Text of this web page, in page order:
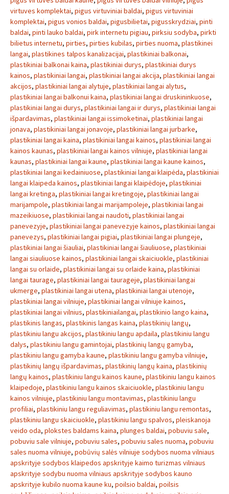
virtuves komplektai, pigus virtuviniai baldai, pigus virtuviniai
komplektai, pigus vonios baldai, pigusbilietai, pigusskrydziai, pinti
baldai, pinti lauko baldai, pirk internetu pigiau, pirksiu sodyba, pirkti
bilietus internetu, pirties, pirties kubilas, pirties nuoma, plastikinei
langai, plastikines talpos kanalizacijai, plastikiniai balkonai,
plastikiniai balkonai kaina, plastikiniai durys, plastikiniai durys
kainos, plastikiniai langai, plastikiniai langai akcija, plastikiniai langai
akcijos, plastikiniai langai alytuje, plastikiniai langai alytus,
plastikiniai langai balkonui kaina, plastikiniai langai druskininkuose,
plastikiniai langai durys, plastikiniai langai ir durys, plastikiniai langai
išpardavimas, plastikiniai langai issimoketinai, plastikiniai langai
jonava, plastikiniai langai jonavoje, plastikiniai langai jurbarke,
plastikiniai langai kaina, plastikiniai langai kainos, plastikiniai langai
kainos kaunas, plastikiniai langai kainos vilniuje, plastikiniai langai
kaunas, plastikiniai langai kaune, plastikiniai langai kaune kainos,
plastikiniai langai kedainiuose, plastikiniai langai klaipėda, plastikiniai
langai klaipeda kainos, plastikiniai langai klaipėdoje, plastikiniai
langai kretinga, plastikiniai langai kretingoje, plastikiniai langai
marijampole, plastikiniai langai marijampoleje, plastikiniai langai
mazeikiuose, plastikiniai langai naudoti, plastikiniai langai
panevezyje, plastikiniai langai panevezyje kainos, plastikiniai langai
panevezys, plastikiniai langai pigiai, plastikiniai langai plungeje,
plastikiniai langai šiauliai, plastikiniai langai šiauliuose, plastikiniai
langai siauliuose kainos, plastikiniai langai skaiciuokle, plastikiniai
langai su orlaide, plastikiniai langai su orlaide kaina, plastikiniai
langai taurage, plastikiniai langai taurageje, plastikiniai langai
ukmerge, plastikiniai langai utena, plastikiniai langai utenoje,
plastikiniai langai vilniuje, plastikiniai langai vilniuje kainos,
plastikiniai langai vilnius, plastikiniailangai, plastikinio lango kaina,
plastikinis langas, plastikinis langas kaina, plastikinių langų,
plastikiniu langu akcijos, plastikiniu langu apdaila, plastikiniu langu
dalys, plastikiniu langu gamintojai, plastikinių langų gamyba,
plastikiniu langu gamyba kaune, plastikiniu langu gamyba vilniuje,
plastikinių langų išpardavimas, plastikinių langų kaina, plastikinių
langų kainos, plastikiniu langu kainos kaune, plastikiniu langu kainos
klaipedoje, plastikiniu langu kainos skaiciuokle, plastikiniu langu
kainos vilniuje, plastikiniu langu montavimas, plastikiniu langu
profiliai, plastikiniu langu reguliavimas, plastikiniu langu remontas,
plastikiniu langu skaiciuokle, plastikiniu langu spalvos, pleiskanoja
veido oda, plokstes baldams kaina, plunges baldai, pobuviu sale,
pobuviu sale vilniuje, pobuviu sales, pobuviu sales nuoma, pobuviu
sales nuoma vilniuje, pobūvių salės vilniuje sodybos nuoma vilniaus
apskrityje sodybos klaipedos apskrityje kaimo turizmas vilniaus
apskrityje sodybu nuoma vilniaus apskrityje sodybos kauno
apskrityje kubilo nuoma kaune ku, poilsio baldai, poilsis